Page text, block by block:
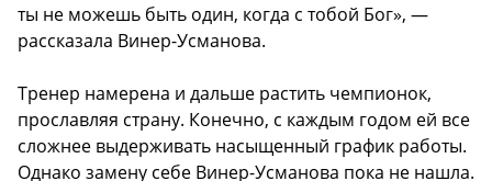
ты не можешь быть один, когда с тобой Бог», —
рассказала Винер-Усманова.
Тренер намерена и дальше растить чемпионок,
прославляя страну. Конечно, с каждым годом ей все
сложнее выдерживать насыщенный график работы.
Однако замену себе Винер-Усманова пока не нашла.